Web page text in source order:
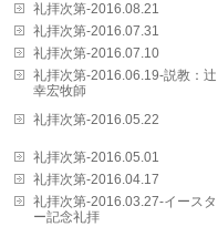
礼拝次第-2016.08.21
礼拝次第-2016.07.31
礼拝次第-2016.07.10
礼拝次第-2016.06.19-説教：辻
幸宏牧師
礼拝次第-2016.05.22
礼拝次第-2016.05.01
礼拝次第-2016.04.17
礼拝次第-2016.03.27-イースタ
ー記念礼拝